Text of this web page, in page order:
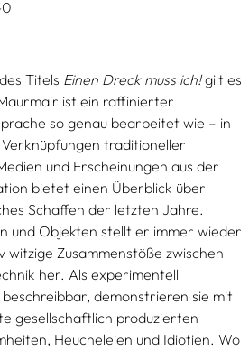
Titels Einen Dreck muss ich!gilt es
ist ein raffinierter
so genau bearbeitet wie – in
traditioneller
und Erscheinungen aus der
bietet einen Überblick über
Schaffen der letzten Jahre.
und Objekten stellt er immer wieder
witzige Zusammenstöße zwischen
her. Als experimentell
demonstrieren sie mit
gesellschaftlich produzierten
Heucheleien und Idiotien. Wo